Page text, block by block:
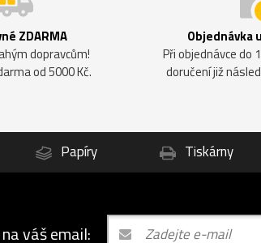
ZDARMA
dopravcům!
od 5000 Kč.
Objednávka
Při objednávce do
doručení již
Papíry Tiskárny
váš email: